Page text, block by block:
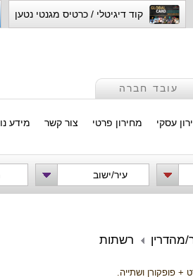
קוד דיגיטלי / כרטיס מגנטי נטען
עובד חברה
עסקי מחירון פרטי צור קשר מידע
עיר/ישוב
רשתות
+ פופקורן ושתייה.